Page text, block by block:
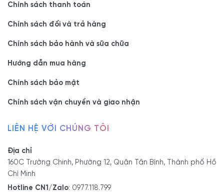
Chính sách thanh toán
Chính sách đổi và trả hàng
Chính sách bảo hành và sữa chữa
Hướng dẫn mua hàng
Chính sách bảo mật
Chính sách vận chuyển và giao nhận
LIÊN HỆ VỚI CHÚNG TÔI
Địa chỉ
160C Trường Chinh, Phường 12, Quận Tân Bình, Thành phố Hồ
Chí Minh
Hotline CN1/Zalo: 0977.118.799